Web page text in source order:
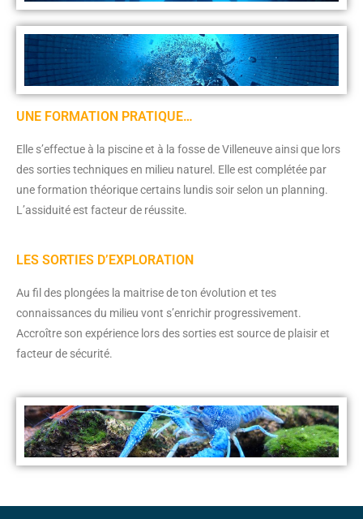
UNE FORMATION PRATIQUE…
Elle s’effectue à la piscine et à la fosse de Villeneuve ainsi que lors
des sorties techniques en milieu naturel. Elle est complétée par
une formation théorique certains lundis soir selon un planning.
L’assiduité est facteur de réussite.
LES SORTIES D’EXPLORATION
Au fil des plongées la maitrise de ton évolution et tes
connaissances du milieu vont s’enrichir progressivement.
Accroître son expérience lors des sorties est source de plaisir et
facteur de sécurité.